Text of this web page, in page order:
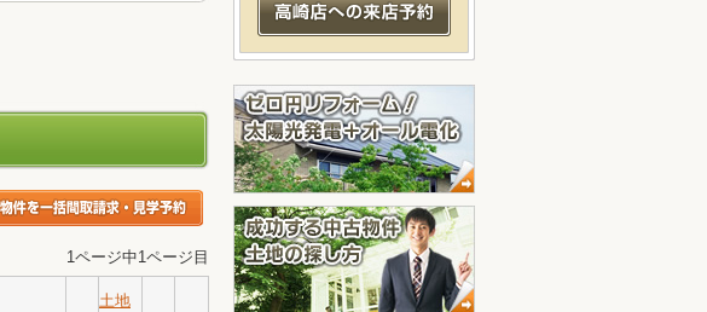
1ページ中1ページ目
土地